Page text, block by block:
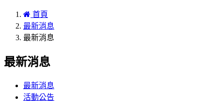
首頁
最新消息
最新消息
最新消息
最新消息
活動公告